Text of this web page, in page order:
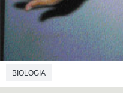
BIOLOGIA